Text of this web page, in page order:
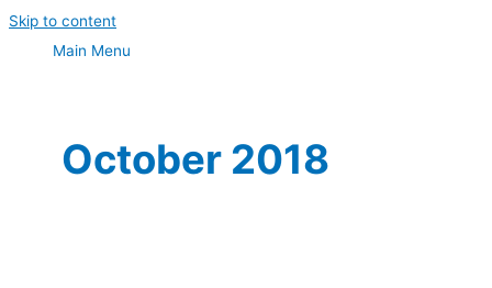
Skip to content
Main Menu
October 2018